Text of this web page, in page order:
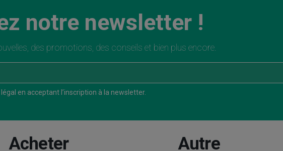
notre newsletter !
des promotions, des conseils et bien plus encore.
en acceptant l’inscription à la newsletter.
Acheter Autre